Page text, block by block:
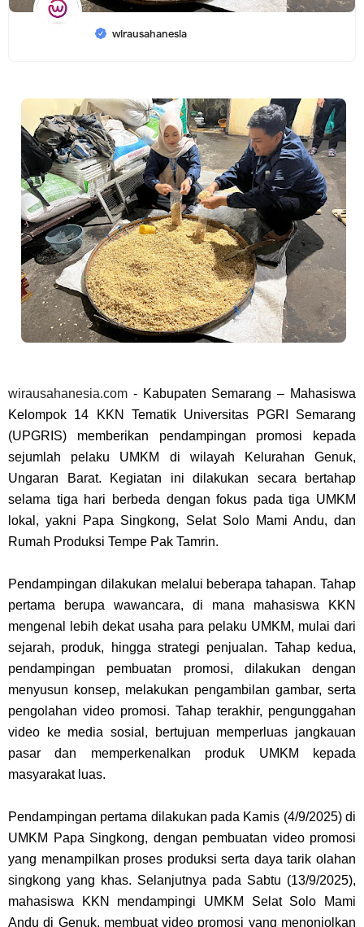
wirausahanesia
wirausahanesia.com - Kabupaten Semarang – Mahasiswa
Kelompok 14 KKN Tematik Universitas PGRI Semarang
(UPGRIS) memberikan pendampingan promosi kepada
sejumlah pelaku UMKM di wilayah Kelurahan Genuk,
Ungaran Barat. Kegiatan ini dilakukan secara bertahap
selama tiga hari berbeda dengan fokus pada tiga UMKM
lokal, yakni Papa Singkong, Selat Solo Mami Andu, dan
Rumah Produksi Tempe Pak Tamrin.
Pendampingan dilakukan melalui beberapa tahapan. Tahap
pertama berupa wawancara, di mana mahasiswa KKN
mengenal lebih dekat usaha para pelaku UMKM, mulai dari
sejarah, produk, hingga strategi penjualan. Tahap kedua,
pendampingan pembuatan promosi, dilakukan dengan
menyusun konsep, melakukan pengambilan gambar, serta
pengolahan video promosi. Tahap terakhir, pengunggahan
video ke media sosial, bertujuan memperluas jangkauan
pasar dan memperkenalkan produk UMKM kepada
masyarakat luas.
Pendampingan pertama dilakukan pada Kamis (4/9/2025) di
UMKM Papa Singkong, dengan pembuatan video promosi
yang menampilkan proses produksi serta daya tarik olahan
singkong yang khas. Selanjutnya pada Sabtu (13/9/2025),
mahasiswa KKN mendampingi UMKM Selat Solo Mami
Andu di Genuk, membuat video promosi yang menonjolkan